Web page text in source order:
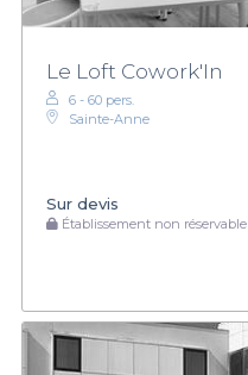
Le Loft Cowork'In
6 - 60 pers.
Sainte-Anne
Sur devis
Établissement non réservable